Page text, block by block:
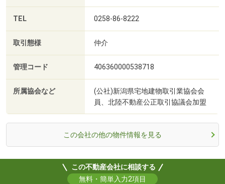
TEL 0258-86-8222
取引態様 仲介
管理コード 406360000538718
所属協会など
(公社)新潟県宅地建物取引業協会会
員、北陸不動産公正取引協議会加盟
この会社の他の物件情報を見る
この不動産会社に相談する
無料・簡単入力2項目